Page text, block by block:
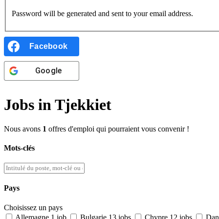
Password will be generated and sent to your email address.
Facebook
Google
Jobs in Tjekkiet
Nous avons 1 offres d'emploi qui pourraient vous convenir !
Mots-clés
Pays
Choisissez un pays
Allemagne 1 job Bulgarie 13 jobs Chypre 12 jobs